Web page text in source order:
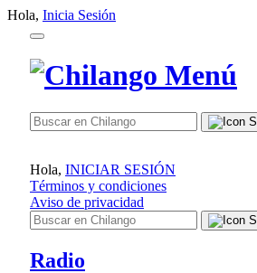
Hola, Inicia Sesión
Hola, INICIAR SESIÓN
Términos y condiciones
Aviso de privacidad
Radio